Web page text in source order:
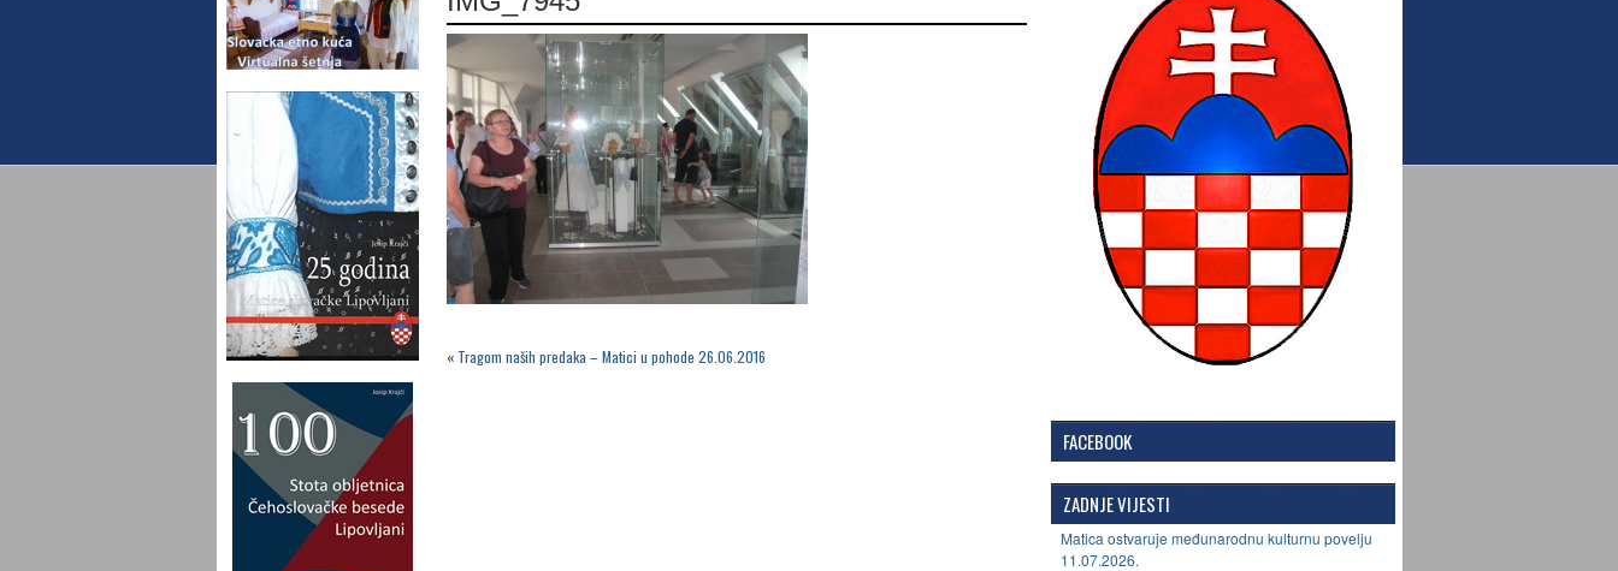
« Tragom naših predaka – Matici u pohode 26.06.2016
FACEBOOK
ZADNJE VIJESTI
Matica ostvaruje međunarodnu kulturnu povelju
11.07.2026.